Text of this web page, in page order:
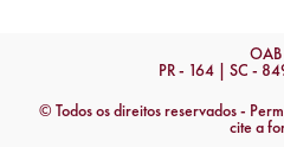
OAB
PR - 164 | SC -
© Todos os direitos reservados -
cite a